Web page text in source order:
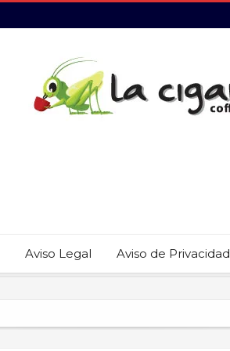
Aviso Legal Aviso de Privacidad
las placas de la Guía MICHELIN 2026